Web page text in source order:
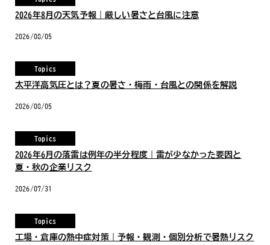
2026年8月の天気予報｜厳しい暑さと台風に注意
2026/08/05
Topics
太平洋高気圧とは？夏の暑さ・梅雨・台風との関係を解説
2026/08/05
Topics
2026年6月の落雷は例年の半分程度｜雷が少なかった要因と
夏・秋の企業リスク
2026/07/31
Topics
工場・倉庫の熱中症対策｜予報・観測・個別分析で暑熱リスク